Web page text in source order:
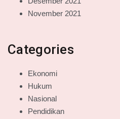
November 2021
Categories
Ekonomi
Hukum
Nasional
Pendidikan